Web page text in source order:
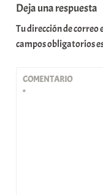
Deja una respuesta
Tu dirección de
campos obligatorios
COMENTARIO
*